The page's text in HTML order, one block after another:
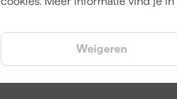
Weigeren
Airless